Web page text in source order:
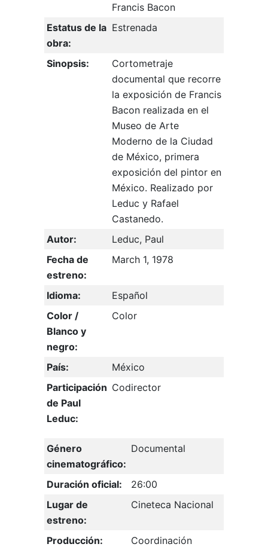
Francis Bacon
Estatus de la
obra:
Estrenada
Sinopsis:
Cortometraje
documental que recorre
la exposición de Francis
Bacon realizada en el
Museo de Arte
Moderno de la Ciudad
de México, primera
exposición del pintor en
México. Realizado por
Leduc y Rafael
Castanedo.
Autor:
Leduc, Paul
Fecha de
estreno:
March 1, 1978
Idioma:
Español
Color /
Blanco y
negro:
Color
País:
México
Participación
de Paul
Leduc:
Codirector
Género
cinematográfico:
Documental
Duración oficial:
26:00
Lugar de
estreno:
Cineteca Nacional
Producción:
Coordinación